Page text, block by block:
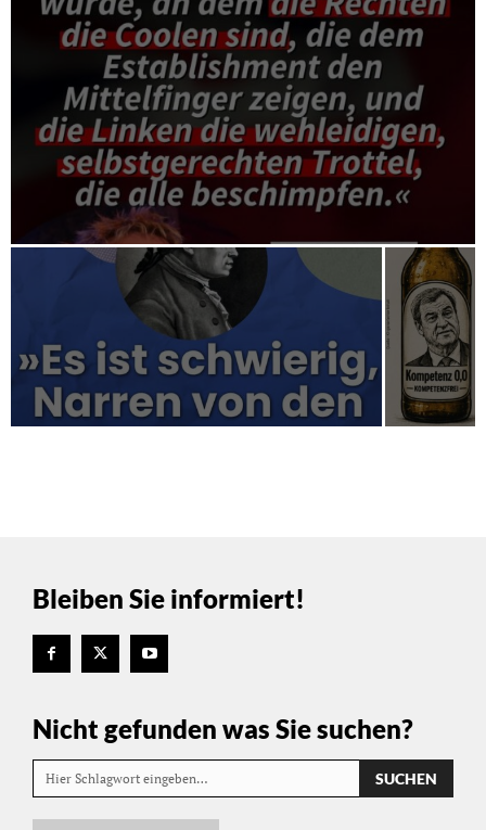
Bleiben Sie informiert!
Nicht gefunden was Sie suchen?
Hier Schlagwort eingeben… SUCHEN